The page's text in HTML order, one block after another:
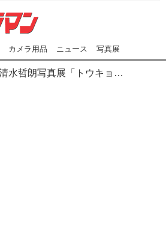
カメラ用品 ニュース 写真展
清水哲朗写真展「トウキョウカラス」がJCIIフォトサロン（東京・半蔵門）で本日9月1日（火）より9月27日（日）まで開催！